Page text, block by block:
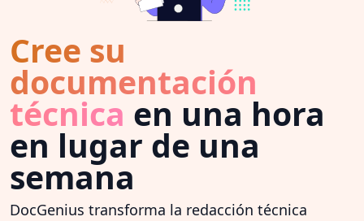
Cree su
documentación
técnica en una hora
en lugar de una
semana
DocGenius transforma la redacción técnica